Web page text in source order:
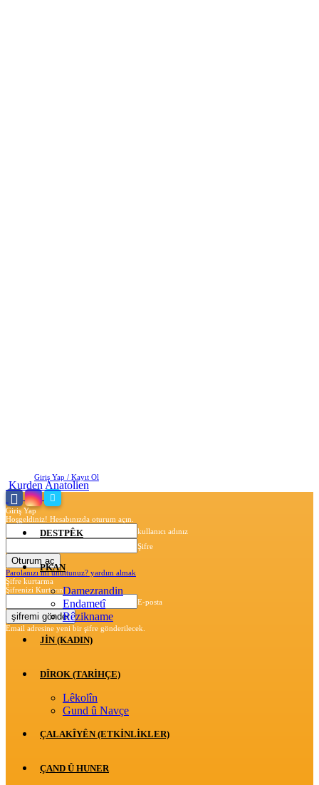
Giriş Yap / Kayıt Ol
Giriş Yap
Hoşgeldiniz! Hesabınızda oturum açın.
kullanıcı adınız
Şifre
Parolanızı mı unuttunuz? yardım almak
Şifre kurtarma
Şifrenizi Kurtarın
E-posta
Email adresine yeni bir şifre gönderilecek.
Kurden Anatolien
DESTPÊK
PKAN
Damezrandin
Endametî
Rêzikname
JİN (KADIN)
DÎROK (TARİHÇE)
Lêkolîn
Gund û Navçe
ÇALAKÎYÊN (ETKINLIKLER)
ÇAND Û HUNER